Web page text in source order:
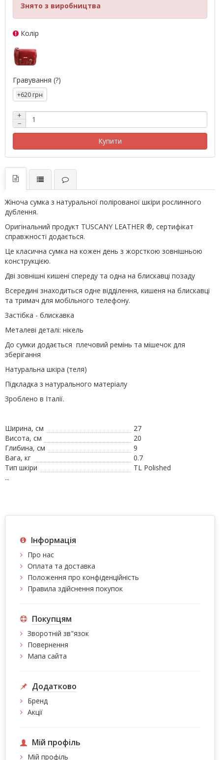
Знято з виробництва
Колір
Гравування (?)
+620 грн
+
−
Купити
Жіноча сумка з натуральної полірованої шкіри рослинного
дублення.
Оригінальний продукт TUSCANY LEATHER ®, сертифікат
справжності додається.
Це класична сумка на кожен день з жорсткою зовнішньою
конструкцією.
Дві зовнішні кишені спереду та одна на блискавці позаду
Всередині знаходиться одне відділення, кишеня на блискавці
та тримач для мобільного телефону.
Застібка - блискавка
Металеві деталі: нікель
До сумки додається плечовий ремінь та мішечок для
зберігання
Натуральна шкіра (теля)
Підкладка з натурального матеріалу
Зроблено в Італії.
Ширина, см
27
Висота, см
20
Глибина, см
9
Вага, кг
0.7
Тип шкіри
TL Polished
...
Інформація
Про нас
Оплата та доставка
Положення про конфіденційність
Правила здійснення покупок
Покупцям
Зворотній зв"язок
Повернення
Мапа сайта
Додатково
Бренд
Акції
Мій профіль
Мій профіль